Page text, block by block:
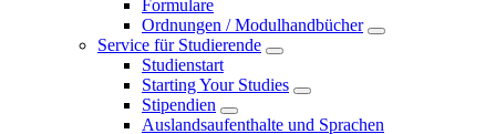
Formulare
Ordnungen / Modulhandbücher
Service für Studierende
Studienstart
Starting Your Studies
Stipendien
Auslandsaufenthalte und Sprachen